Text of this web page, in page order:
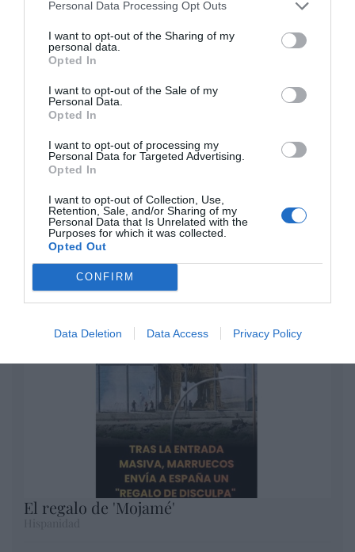
Personal Data Processing Opt Outs
I want to opt-out of the Sharing of my
personal data.
Opted In
I want to opt-out of the Sale of my
Personal Data.
Opted In
I want to opt-out of processing my
Personal Data for Targeted Advertising.
Opted In
I want to opt-out of Collection, Use,
Retention, Sale, and/or Sharing of my
Personal Data that Is Unrelated with the
Purposes for which it was collected.
Opted Out
CONFIRM
Data Deletion Data Access Privacy Policy
los 20.057 puntos, un nuevo récord
Eulogio López
Ceuta. Nuestra Señora de África:
convertir al musulmán
No perdamos el norte: la
emigración es mala
Eulogio López
Argumentos
El regalo de 'Mojamé'